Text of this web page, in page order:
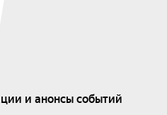
и анонсы событий